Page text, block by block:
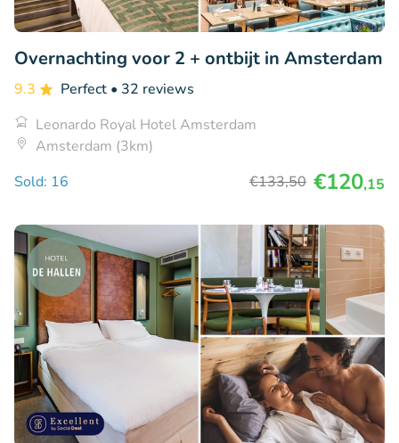
Overnachting voor 2 + ontbijt in Amsterdam
9.3 Perfect • 32 reviews
Leonardo Royal Hotel Amsterdam
Amsterdam (3km)
Sold: 16
€133,50 €120,15